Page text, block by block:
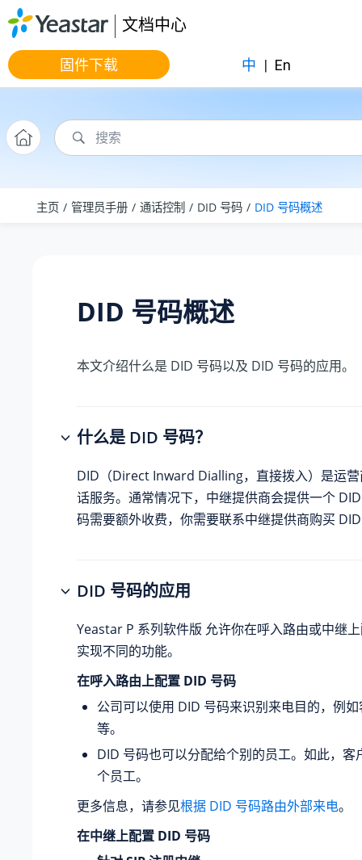
跳转到主要内容
文档中心
固件下载 中 | En
主页 管理员手册 通话控制 DID 号码 DID 号码概述
DID 号码概述
本文介绍什么是 DID 号码以及 DID 号码的应用。
什么是 DID 号码？
DID（Direct Inward Dialling，直接拨入）是运
话服务。通常情况下，中继提供商会提供一个
码需要额外收费，你需要联系中继提供商购买
DID 号码的应用
Yeastar P 系列软件版 允许你在呼入路由或中继
实现不同的功能。
在呼入路由上配置 DID 号码
公司可以使用 DID 号码来识别来电目的，例
等。
DID 号码也可以分配给个别的员工。如此，客
个员工。
更多信息，请参见根据 DID 号码路由外部来电。
在中继上配置 DID 号码